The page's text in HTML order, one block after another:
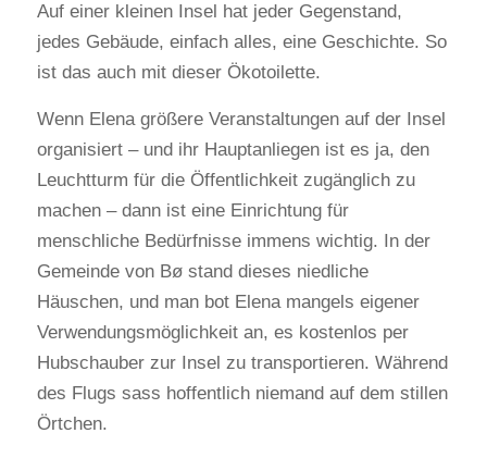
Auf einer kleinen Insel hat jeder Gegenstand,
jedes Gebäude, einfach alles, eine Geschichte. So
ist das auch mit dieser Ökotoilette.
Wenn Elena größere Veranstaltungen auf der Insel
organisiert – und ihr Hauptanliegen ist es ja, den
Leuchtturm für die Öffentlichkeit zugänglich zu
machen – dann ist eine Einrichtung für
menschliche Bedürfnisse immens wichtig. In der
Gemeinde von Bø stand dieses niedliche
Häuschen, und man bot Elena mangels eigener
Verwendungsmöglichkeit an, es kostenlos per
Hubschauber zur Insel zu transportieren. Während
des Flugs sass hoffentlich niemand auf dem stillen
Örtchen.